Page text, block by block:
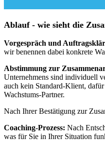
Ablauf - wie sieht die
Vorgespräch und
wir benennen dabei konkrete
Abstimmung zur
Unternehmens sind individuell
auch kein Standard-Klient,
Wachstums-Partner.
Nach Ihrer Bestätigung zur
Coaching-Prozess: Nach
was für Sie in Ihrer Situation